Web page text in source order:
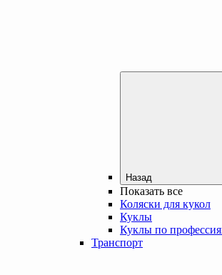
Назад
Показать все
Коляски для кукол
Куклы
Куклы по
Транспорт